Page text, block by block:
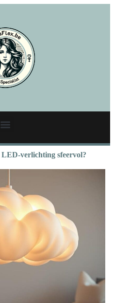
verlichting sfeervol?